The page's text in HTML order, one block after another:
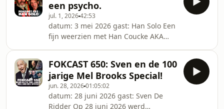
stemacteur, schrijver, presentator en
beeldend kunstenaar Wim T.
Schippers. We bespreken met diverse
gasten de diverse aspecten van deze
veelzijdige man. Het geweldige
artwork is van Kim Duchateau.
een psycho.
jul. 1, 202642:53
datum: 3 mei 2026 gast: Han Solo Een
fijn weerzien met Han Coucke AKA
solo show en veel meer.
FOKCAST 650: Sven en de 100
jarige Mel Brooks Special!
jun. 28, 202601:05:02
datum: 28 juni 2026 gast: Sven De
Ridder Op 28 juni 2026 werd